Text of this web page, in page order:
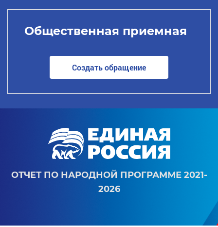
Общественная приемная
Создать обращение
ОТЧЕТ ПО НАРОДНОЙ ПРОГРАММЕ 2021-
2026